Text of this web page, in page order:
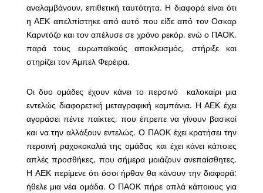
αναλαμβάνουν, επιθετική ταυτότητα. Η διαφορά είναι ότι
η ΑΕΚ απελπίστηκε από αυτό που είδε από τον Οσκαρ
Καρντόζο και τον απέλυσε σε χρόνο ρεκόρ, ενώ ο ΠΑΟΚ,
παρά τους ευρωπαϊκούς αποκλεισμός, στήριξε και
στηρίζει τον Άμπελ Φερέιρα.
Οι δυο ομάδες έχουν κάνει το περσινό καλοκαίρι μια
εντελώς διαφορετική μεταγραφική καμπάνια. Η ΑΕΚ έχει
αγοράσει πέντε παίκτες, που έπρεπε να γίνουν βασικοί
και να την αλλάξουν εντελώς. Ο ΠΑΟΚ έχει κρατήσει την
περσινή ραχοκοκαλιά της ομάδας και έχει κάνει κάποιες
απλές προσθήκες, που σήμερα μοιάζουν ανεπαίσθητες.
Η ΑΕΚ περίμενε ότι όσοι ήρθαν θα κάνουν την διαφορά:
ήθελε μια νέα ομάδα. Ο ΠΑΟΚ πήρε απλά κάποιους για